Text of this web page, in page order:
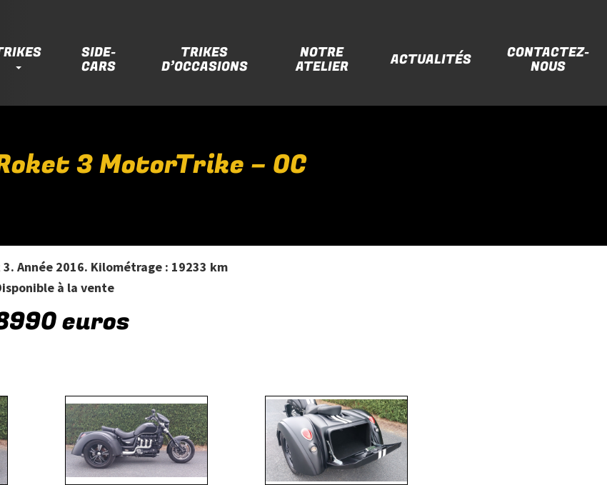
SIDE-
CARS
TRIKES
D’OCCASIONS
NOTRE
ATELIER ACTUALITÉS CONTACTEZ-
NOUS
3 MotorTrike – OC
Année 2016. Kilométrage : 19233 km
à la vente
euros